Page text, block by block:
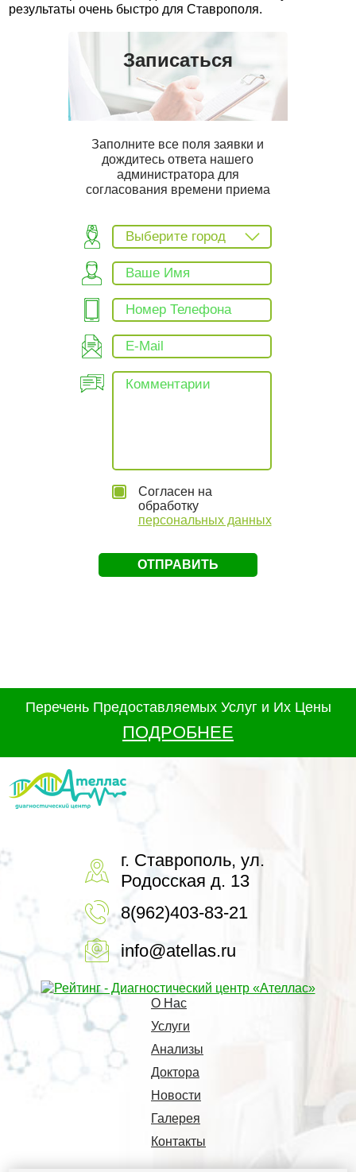
результаты очень быстро для Ставрополя.
Записаться
Заполните все поля заявки и
дождитесь ответа нашего
администратора для
согласования времени приема
Выберите город
Согласен на
обработку
персональных данных
Перечень Предоставляемых Услуг и Их Цены
ПОДРОБНЕЕ
г. Ставрополь, ул.
Родосская д. 13
8(962)403-83-21
info@atellas.ru
О Нас
Услуги
Анализы
Доктора
Новости
Галерея
Контакты